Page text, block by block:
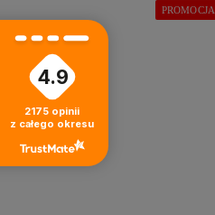
PROMOCJA
4.9
2175 opinii
z całego okresu